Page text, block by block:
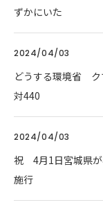
ずかにいた
2024/04/03
どうする環境省
対440
2024/04/03
祝 4月1日宮城県が
施行